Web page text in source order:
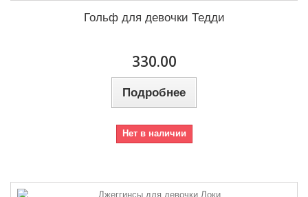
Гольф для девочки Тедди
330.00
Подробнее
Нет в наличии